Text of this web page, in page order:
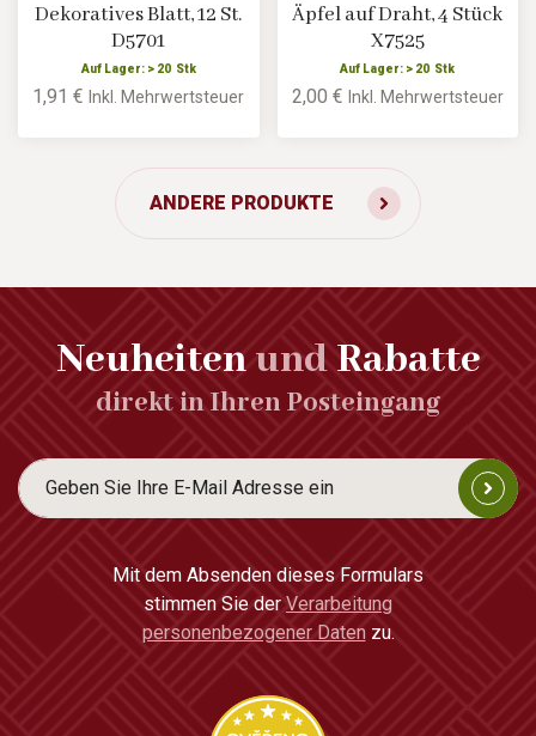
Dekoratives Blatt, 12 St.
D5701
Auf Lager: > 20 Stk
1,91 €Inkl. Mehrwertsteuer
Äpfel auf Draht, 4 Stück
X7525
Auf Lager: > 20 Stk
2,00 € Inkl. Mehrwertsteuer
ANDERE PRODUKTE
NeuheitenundRabatte
direkt in Ihren Posteingang
Mit dem Absenden dieses Formulars
stimmen Sie der Verarbeitung
personenbezogener Daten zu.